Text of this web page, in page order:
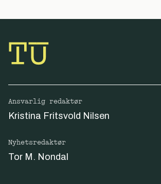
Ansvarlig redaktør
Kristina Fritsvold Nilsen
Nyhetsredaktør
Tor M. Nondal